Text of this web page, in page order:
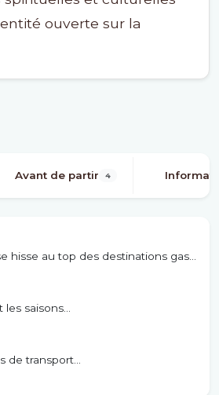
ouverte sur la
Avant de partir 4
hisse au top des destinations gas...
saisons...
de transport...